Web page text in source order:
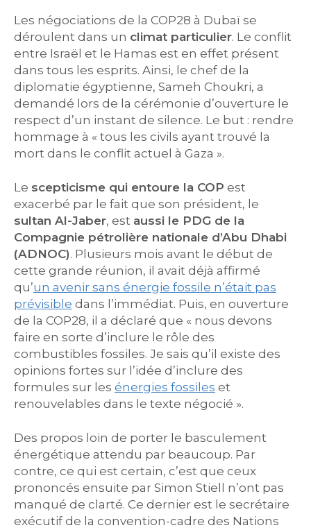
Les négociations de la COP28 à Dubaï se
déroulent dans un climat particulier. Le conflit
entre Israël et le Hamas est en effet présent
dans tous les esprits. Ainsi, le chef de la
diplomatie égyptienne, Sameh Choukri, a
demandé lors de la cérémonie d’ouverture le
respect d’un instant de silence. Le but : rendre
hommage à « tous les civils ayant trouvé la
mort dans le conflit actuel à Gaza ».
Le scepticisme qui entoure la COP est
exacerbé par le fait que son président, le
sultan Al-Jaber, est aussi le PDG de la
Compagnie pétrolière nationale d’Abu Dhabi
(ADNOC). Plusieurs mois avant le début de
cette grande réunion, il avait déjà affirmé
qu’un avenir sans énergie fossile n’était pas
prévisible dans l’immédiat. Puis, en ouverture
de la COP28, il a déclaré que « nous devons
faire en sorte d’inclure le rôle des
combustibles fossiles. Je sais qu’il existe des
opinions fortes sur l’idée d’inclure des
formules sur les énergies fossiles et
renouvelables dans le texte négocié ».
Des propos loin de porter le basculement
énergétique attendu par beaucoup. Par
contre, ce qui est certain, c’est que ceux
prononcés ensuite par Simon Stiell n’ont pas
manqué de clarté. Ce dernier est le secrétaire
exécutif de la convention-cadre des Nations